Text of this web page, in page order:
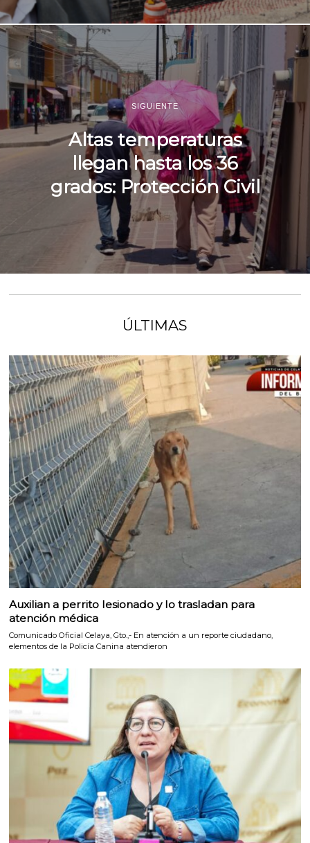
SIGUIENTE
Altas temperaturas
llegan hasta los 36
grados: Protección Civil
ÚLTIMAS
Auxilian a perrito lesionado y lo trasladan para
atención médica
Comunicado Oficial Celaya, Gto.,- En atención a un reporte ciudadano,
elementos de la Policía Canina atendieron